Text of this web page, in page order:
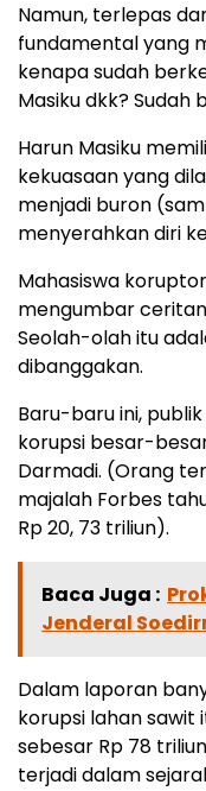
Namun, terlepas
fundamental yang
kenapa sudah
Masiku dkk? Sudah
Harun Masiku
kekuasaan yang
menjadi buron
menyerahkan diri
Mahasiswa
mengumbar
Seolah-olah itu
dibanggakan.
Baru-baru ini,
korupsi besar-
Darmadi. (Orang
majalah Forbes
Rp 20, 73 triliun).
Baca Juga :
Jenderal
Dalam laporan
korupsi lahan sawit
sebesar Rp 78
terjadi dalam